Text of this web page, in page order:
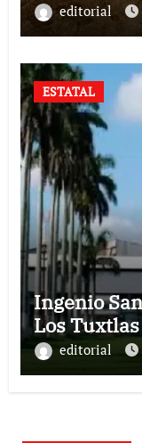
editorial
ESTATAL
Ingenio
Los Tuxtlas
editorial